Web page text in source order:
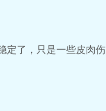
定了，只是一些皮肉伤